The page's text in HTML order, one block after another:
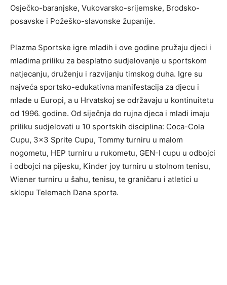
Osječko-baranjske, Vukovarsko-srijemske, Brodsko-
posavske i Požeško-slavonske županije.
Plazma Sportske igre mladih i ove godine pružaju djeci i
mladima priliku za besplatno sudjelovanje u sportskom
natjecanju, druženju i razvijanju timskog duha. Igre su
najveća sportsko-edukativna manifestacija za djecu i
mlade u Europi, a u Hrvatskoj se održavaju u kontinuitetu
od 1996. godine. Od siječnja do rujna djeca i mladi imaju
priliku sudjelovati u 10 sportskih disciplina: Coca-Cola
Cupu, 3×3 Sprite Cupu, Tommy turniru u malom
nogometu, HEP turniru u rukometu, GEN-I cupu u odbojci
i odbojci na pijesku, Kinder joy turniru u stolnom tenisu,
Wiener turniru u šahu, tenisu, te graničaru i atletici u
sklopu Telemach Dana sporta.